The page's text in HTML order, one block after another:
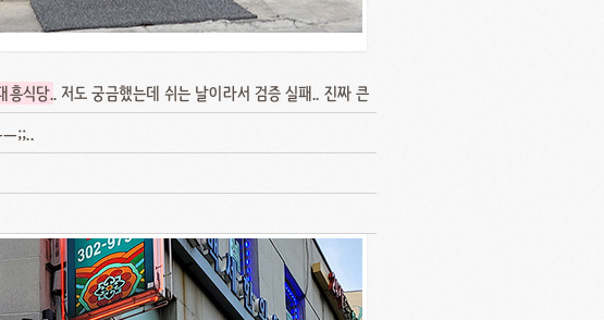
흥식당.. 저도 궁금했는데 쉬는 날이라서 검증 실패.. 진짜 큰
;;..